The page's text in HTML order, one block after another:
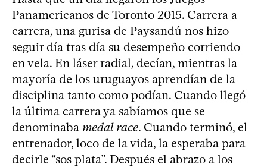
Panamericanos de Toronto 2015. Carrera a
carrera, una gurisa de Paysandú nos hizo
seguir día tras día su desempeño corriendo
en vela. En láser radial, decían, mientras la
mayoría de los uruguayos aprendían de la
disciplina tanto como podían. Cuando llegó
la última carrera ya sabíamos que se
denominaba medal race. Cuando terminó, el
entrenador, loco de la vida, la esperaba para
decirle “sos plata”. Después el abrazo a los